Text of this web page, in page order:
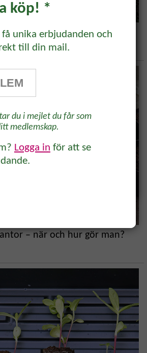
– så lyckas du
– när och hur gör man?
och få 10%
på ett köp* Tips,
köp! *
få unika erbjudanden och
till din mail.
du i mejlet du får som
medlemskap.
Logga in för att se